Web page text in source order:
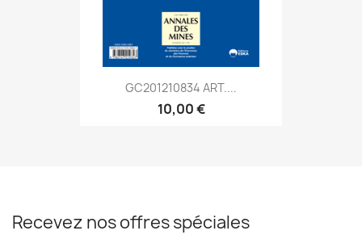
GC201210834 ART....
10,00 €
Recevez nos offres spéciales